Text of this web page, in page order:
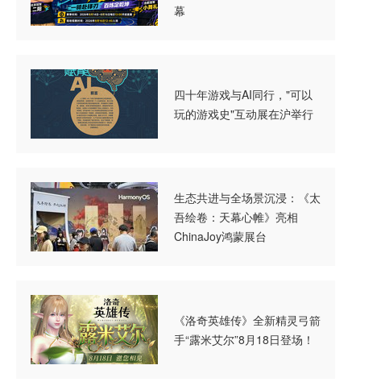
幕
四十年游戏与AI同行，"可以
玩的游戏史"互动展在沪举行
生态共进与全场景沉浸：《太
吾绘卷：天幕心帷》亮相
ChinaJoy鸿蒙展台
《洛奇英雄传》全新精灵弓箭
手“露米艾尔”8月18日登场！